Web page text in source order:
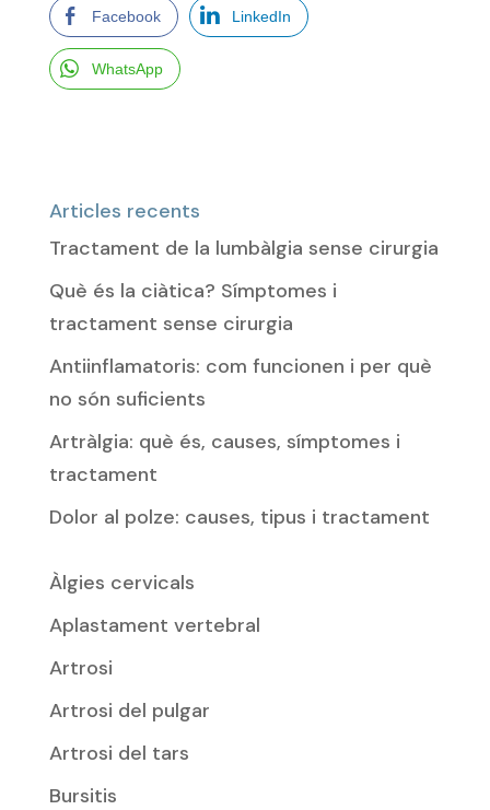
Facebook LinkedIn
WhatsApp
Articles recents
Tractament de la lumbàlgia sense cirurgia
Què és la ciàtica? Símptomes i
tractament sense cirurgia
Antiinflamatoris: com funcionen i per què
no són suficients
Artràlgia: què és, causes, símptomes i
tractament
Dolor al polze: causes, tipus i tractament
Àlgies cervicals
Aplastament vertebral
Artrosi
Artrosi del pulgar
Artrosi del tars
Bursitis